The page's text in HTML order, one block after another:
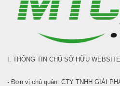
I. THÔNG TIN CHỦ SỞ HỮU WEBSITE
- Đơn vị chủ quản: CTY TNHH GIẢI